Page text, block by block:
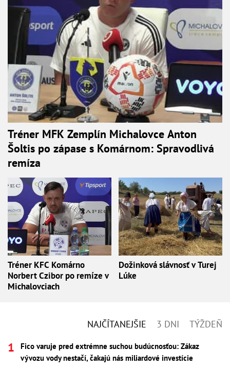
Tréner MFK Zemplín Michalovce Anton
Šoltis po zápase s Komárnom: Spravodlivá
remíza
Tréner KFC Komárno
Norbert Czibor po remíze v
Michalovciach
Dožinková slávnosť v Turej
Lúke
NAJČÍTANEJŠIE 3 DNI TÝŽDEŇ
Fico varuje pred extrémne suchou budúcnosťou: Zákaz
vývozu vody nestačí, čakajú nás miliardové investície